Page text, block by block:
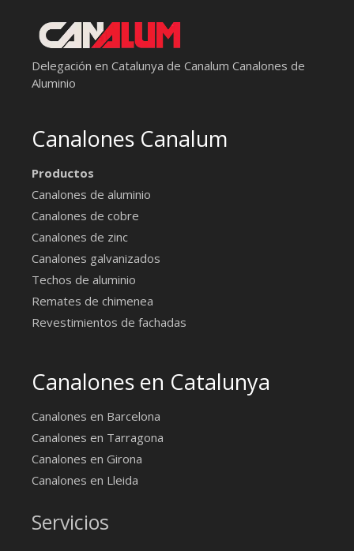
Delegación en Catalunya de Canalum Canalones de
Aluminio
Canalones Canalum
Productos
Canalones de aluminio
Canalones de cobre
Canalones de zinc
Canalones galvanizados
Techos de aluminio
Remates de chimenea
Revestimientos de fachadas
Canalones en Catalunya
Canalones en Barcelona
Canalones en Tarragona
Canalones en Girona
Canalones en Lleida
Servicios